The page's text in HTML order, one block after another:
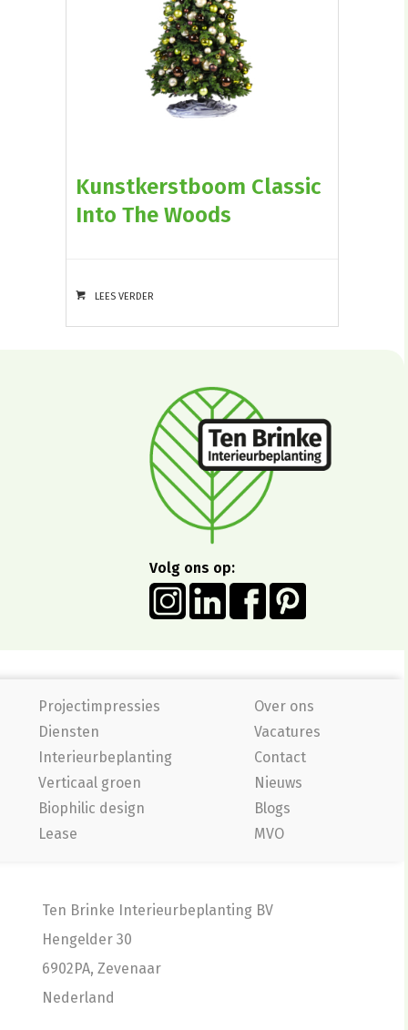
Kunstkerstboom Classic
Into The Woods
LEES VERDER
Volg ons op:
Projectimpressies
Diensten
Interieurbeplanting
Verticaal groen
Biophilic design
Lease
Over ons
Vacatures
Contact
Nieuws
Blogs
MVO
Ten Brinke Interieurbeplanting BV
Hengelder 30
6902PA, Zevenaar
Nederland